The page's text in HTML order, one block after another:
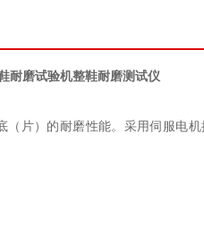
耐磨试验机整鞋耐磨测试仪
（片）的耐磨性能。采用伺服电